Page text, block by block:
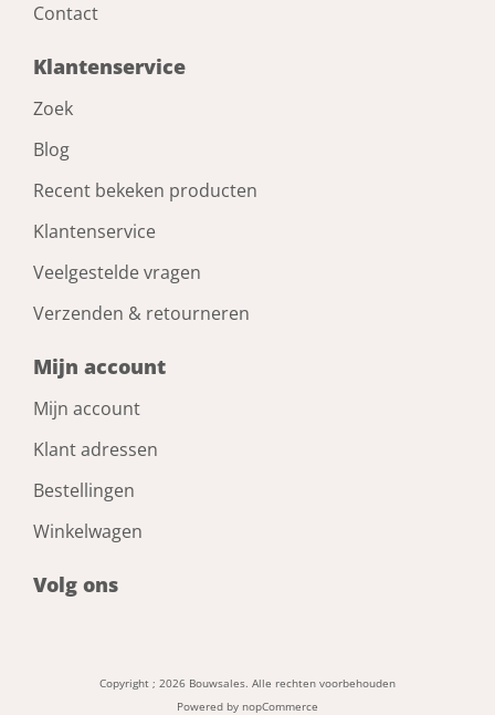
Contact
Klantenservice
Zoek
Blog
Recent bekeken producten
Klantenservice
Veelgestelde vragen
Verzenden & retourneren
Mijn account
Mijn account
Klant adressen
Bestellingen
Winkelwagen
Volg ons
Copyright ; 2026 Bouwsales. Alle rechten voorbehouden
Powered by nopCommerce